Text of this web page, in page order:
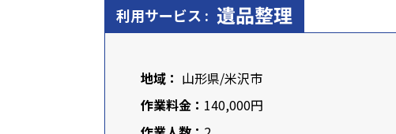
利用サービス : 遺品整理
地域： 山形県/米沢市
作業料金： 140,000円